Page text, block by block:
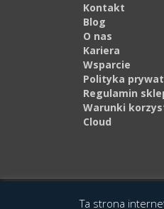
Kontakt
Blog
O nas
Kariera
Wsparcie
Polityka
Regulamin
Warunki
Cloud
© 2016 Copyright by
Ta strona